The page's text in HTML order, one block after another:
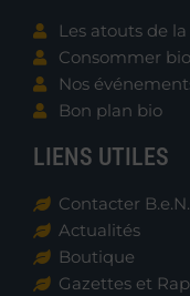
Les atouts de
Consommer
Nos
Bon plan bio
LIENS UTILES
Contacter B.e.N.
Actualités
Boutique
Gazettes et